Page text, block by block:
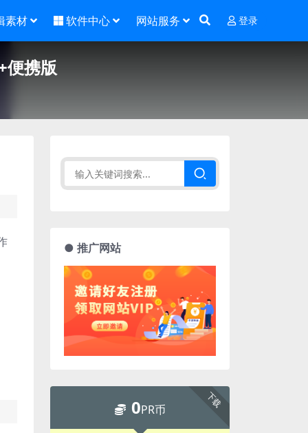
素材 软件中心 网站服务 登录
便携版
● 推广网站
下载
0PR币